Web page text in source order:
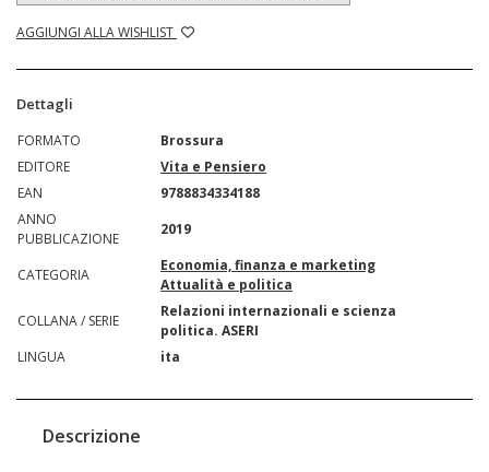
AGGIUNGI ALLA WISHLIST
Dettagli
FORMATO
Brossura
EDITORE
Vita e Pensiero
EAN
9788834334188
ANNO
PUBBLICAZIONE
2019
CATEGORIA
Economia, finanza e marketing
Attualità e politica
COLLANA / SERIE
Relazioni internazionali e scienza
politica. ASERI
LINGUA
ita
Descrizione